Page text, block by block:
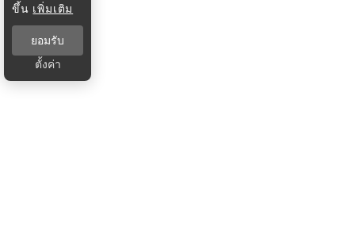
ขึ้น เพิ่มเติม
ยอมรับ
ตั้งค่า